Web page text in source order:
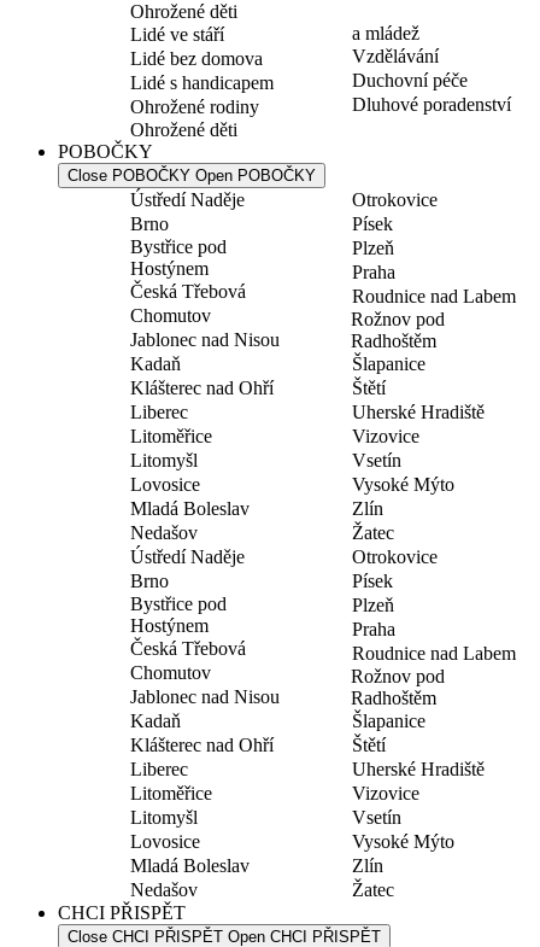
Ohrožené děti
Lidé ve stáří
Lidé bez domova
Lidé s handicapem
Ohrožené rodiny
Ohrožené děti
a mládež
Vzdělávání
Duchovní péče
Dluhové poradenství
POBOČKY
Close POBOČKY Open POBOČKY
Ústředí Naděje
Brno
Bystřice pod
Hostýnem
Česká Třebová
Chomutov
Jablonec nad Nisou
Kadaň
Klášterec nad Ohří
Liberec
Litoměřice
Litomyšl
Lovosice
Mladá Boleslav
Nedašov
Otrokovice
Písek
Plzeň
Praha
Roudnice nad Labem
Rožnov pod
Radhoštěm
Šlapanice
Štětí
Uherské Hradiště
Vizovice
Vsetín
Vysoké Mýto
Zlín
Žatec
Ústředí Naděje
Brno
Bystřice pod
Hostýnem
Česká Třebová
Chomutov
Jablonec nad Nisou
Kadaň
Klášterec nad Ohří
Liberec
Litoměřice
Litomyšl
Lovosice
Mladá Boleslav
Nedašov
Otrokovice
Písek
Plzeň
Praha
Roudnice nad Labem
Rožnov pod
Radhoštěm
Šlapanice
Štětí
Uherské Hradiště
Vizovice
Vsetín
Vysoké Mýto
Zlín
Žatec
CHCI PŘISPĚT
Close CHCI PŘISPĚT Open CHCI PŘISPĚT